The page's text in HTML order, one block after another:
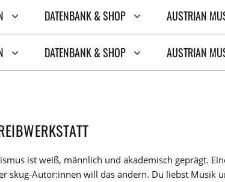
DATENBANK & SHOP AUSTRIAN
DATENBANK & SHOP AUSTRIAN
ist weiß, männlich und akademisch geprägt.
skug-Autor:innen will das ändern. Du liebst Musik